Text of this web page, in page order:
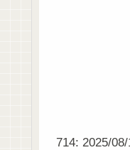
714: 2025/